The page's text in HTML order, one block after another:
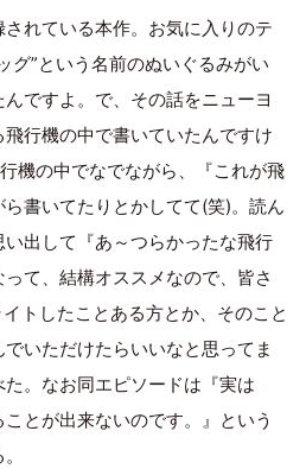
れている本作。お気に入りのテ
グ”という名前のぬいぐるみがい
ですよ。で、その話をニューヨ
行機の中で書いていたんですけ
機の中でなでながら、『これが飛
書いてたりとかしてて(笑)。読ん
出して『あ～つらかったな飛行
て、結構オススメなので、皆さ
トしたことある方とか、そのこと
いただけたらいいなと思ってま
。なお同エピソードは『実は
とが出来ないのです。』という